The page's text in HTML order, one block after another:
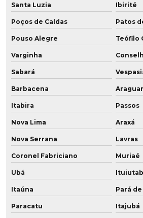
Fabricante de rodízios de poliuretano
Fabricantes de peças em poliuretano
Fabricantes de rodas em poliuretano
Fornecedor de peças de poliuretano
Fornecedor de poliuretano
Fornecedor de poliuretano em sp
Fornecedor de pu
Fornecedor de roldana em pu
Fornecedor de roldana em pu baixa
Santa Luzia Ibirité
Poços de Caldas Patos
Pouso Alegre Teófilo
Varginha
Sabará
Barbacena
Itabira Passos
Nova Lima Araxá
Nova Serrana Lavras
Coronel Fabriciano Muriaé
Ubá
Itaúna Pará
Paracatu Itajubá